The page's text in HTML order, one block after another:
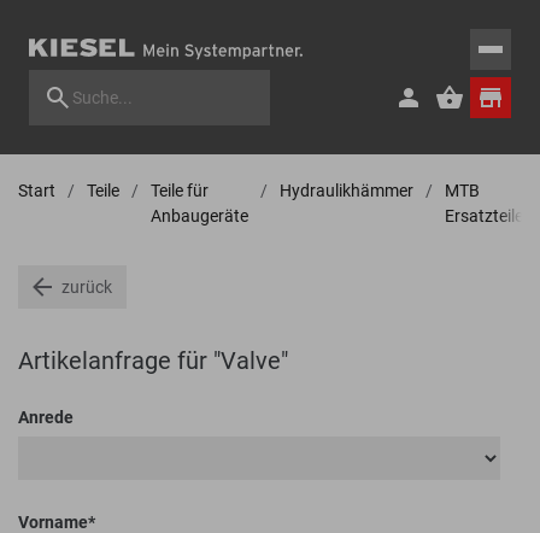
Start Teile
Teile für
Anbaugeräte
Hydraulikhämmer
MTB
Ersatzteile
zurück
Artikelanfrage für "Valve"
Anrede
Vorname